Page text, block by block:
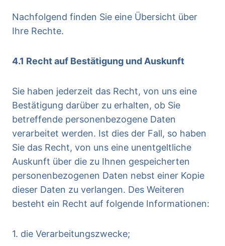
Nachfolgend finden Sie eine Übersicht über
Ihre Rechte.
4.1 Recht auf Bestätigung und Auskunft
Sie haben jederzeit das Recht, von uns eine
Bestätigung darüber zu erhalten, ob Sie
betreffende personenbezogene Daten
verarbeitet werden. Ist dies der Fall, so haben
Sie das Recht, von uns eine unentgeltliche
Auskunft über die zu Ihnen gespeicherten
personenbezogenen Daten nebst einer Kopie
dieser Daten zu verlangen. Des Weiteren
besteht ein Recht auf folgende Informationen:
1. die Verarbeitungszwecke;